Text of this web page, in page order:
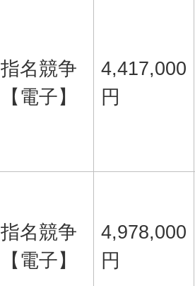
指名競争
【電子】
4,417,000
円
指名競争
【電子】
4,978,000
円